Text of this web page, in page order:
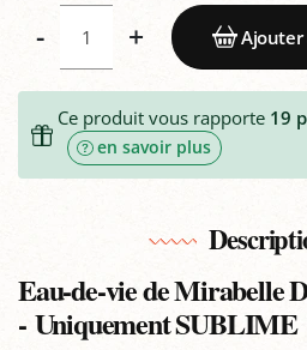
- + Ajouter
Ce produit vous rapporte 19
en savoir plus
Eau-de-vie de Mirabelle
- Uniquement SUBLIME